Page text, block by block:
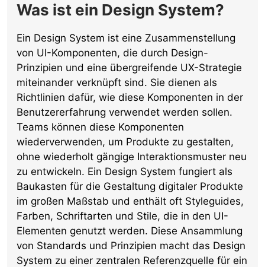
Was ist ein Design System?
Ein Design System ist eine Zusammenstellung
von UI-Komponenten, die durch Design-
Prinzipien und eine übergreifende UX-Strategie
miteinander verknüpft sind. Sie dienen als
Richtlinien dafür, wie diese Komponenten in der
Benutzererfahrung verwendet werden sollen.
Teams können diese Komponenten
wiederverwenden, um Produkte zu gestalten,
ohne wiederholt gängige Interaktionsmuster neu
zu entwickeln. Ein Design System fungiert als
Baukasten für die Gestaltung digitaler Produkte
im großen Maßstab und enthält oft Styleguides,
Farben, Schriftarten und Stile, die in den UI-
Elementen genutzt werden. Diese Ansammlung
von Standards und Prinzipien macht das Design
System zu einer zentralen Referenzquelle für ein